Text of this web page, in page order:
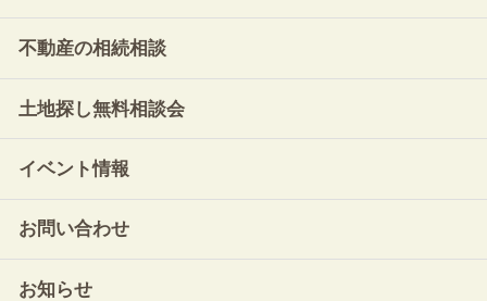
不動産の相続相談
土地探し無料相談会
イベント情報
お問い合わせ
お知らせ